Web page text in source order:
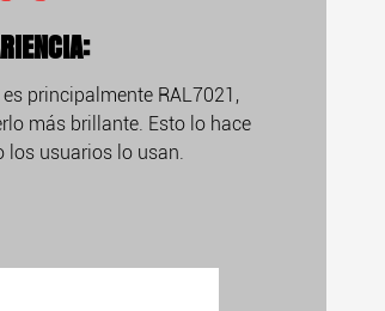
principalmente RAL7021,
más brillante. Esto lo hace
los usuarios lo usan.